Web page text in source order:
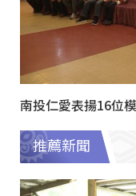
南投仁愛表揚16位
推薦新聞